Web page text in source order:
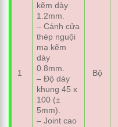
1
kẽm dày
1.2mm.
– Cánh cửa
thép nguội
mạ kẽm
dày
0.8mm.
– Độ dày
khung 45 x
100 (±
5mm).
– Joint cao
Bộ